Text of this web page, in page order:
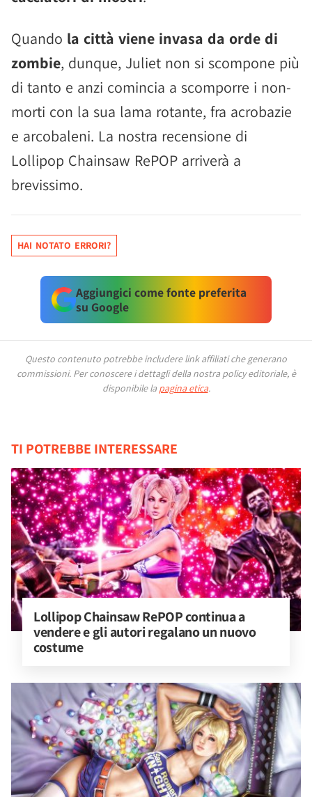
Quando la città viene invasa da orde di
zombie, dunque, Juliet non si scompone più
di tanto e anzi comincia a scomporre i non-
morti con la sua lama rotante, fra acrobazie
e arcobaleni. La nostra recensione di
Lollipop Chainsaw RePOP arriverà a
brevissimo.
HAI NOTATO ERRORI?
Aggiungici come fonte preferita
su Google
Questo contenuto potrebbe includere link affiliati che generano
commissioni. Per conoscere i dettagli della nostra policy editoriale, è
disponibile la pagina etica.
TI POTREBBE INTERESSARE
Lollipop Chainsaw RePOP continua a
vendere e gli autori regalano un nuovo
costume